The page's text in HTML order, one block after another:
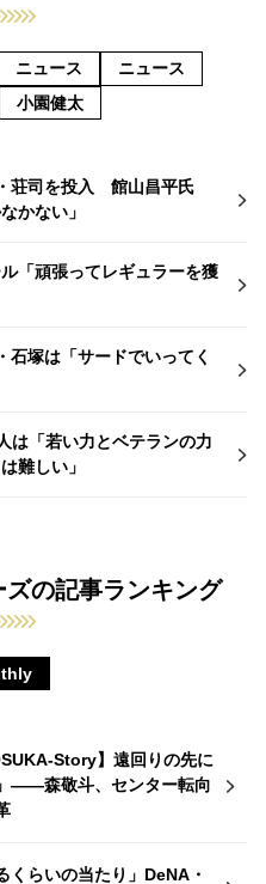
ニュース
ニュース
小園健太
荘司を投入 館山昌平氏
かない」
「頑張ってレギュラーを獲
石塚は「サードでいってく
は「若い力とベテランの力
難しい」
の記事ランキング
Story】遠回りの先に
——森敬斗、センター転向
くらいの当たり」DeNA・